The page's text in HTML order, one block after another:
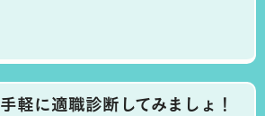
手軽に適職診断してみましょ！